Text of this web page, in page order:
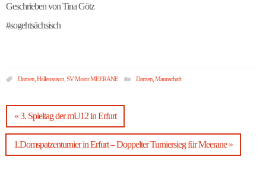
Geschrieben von Tina Götz
#sogehtsächsisch
Damen Hallensaison SV Motor MEERANE Damen Mannschaft
« 3. Spieltag der mU12 in Erfurt
1.Domspatzenturnier in Erfurt – Doppelter Turniersieg für Meerane »